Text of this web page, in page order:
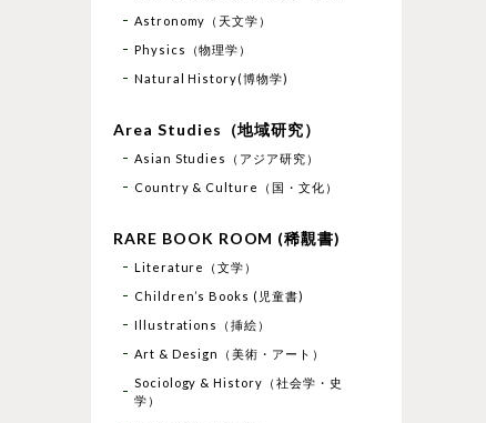
Astronomy（天文学）
Physics（物理学）
Natural History(博物学)
Area Studies（地域研究）
Asian Studies（アジア研究）
Country & Culture（国・文化）
RARE BOOK ROOM (稀覯書)
Literature（文学）
Children’s Books (児童書)
Illustrations（挿絵）
Art & Design（美術・アート）
Sociology & History（社会学・史
学）